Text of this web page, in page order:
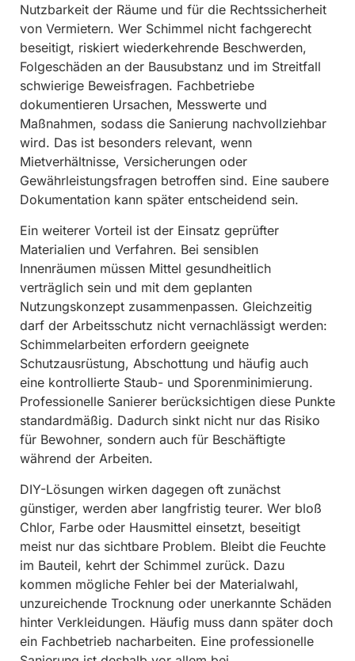
Nutzbarkeit der Räume und für die Rechtssicherheit
von Vermietern. Wer Schimmel nicht fachgerecht
beseitigt, riskiert wiederkehrende Beschwerden,
Folgeschäden an der Bausubstanz und im Streitfall
schwierige Beweisfragen. Fachbetriebe
dokumentieren Ursachen, Messwerte und
Maßnahmen, sodass die Sanierung nachvollziehbar
wird. Das ist besonders relevant, wenn
Mietverhältnisse, Versicherungen oder
Gewährleistungsfragen betroffen sind. Eine saubere
Dokumentation kann später entscheidend sein.
Ein weiterer Vorteil ist der Einsatz geprüfter
Materialien und Verfahren. Bei sensiblen
Innenräumen müssen Mittel gesundheitlich
verträglich sein und mit dem geplanten
Nutzungskonzept zusammenpassen. Gleichzeitig
darf der Arbeitsschutz nicht vernachlässigt werden:
Schimmelarbeiten erfordern geeignete
Schutzausrüstung, Abschottung und häufig auch
eine kontrollierte Staub- und Sporenminimierung.
Professionelle Sanierer berücksichtigen diese Punkte
standardmäßig. Dadurch sinkt nicht nur das Risiko
für Bewohner, sondern auch für Beschäftigte
während der Arbeiten.
DIY-Lösungen wirken dagegen oft zunächst
günstiger, werden aber langfristig teurer. Wer bloß
Chlor, Farbe oder Hausmittel einsetzt, beseitigt
meist nur das sichtbare Problem. Bleibt die Feuchte
im Bauteil, kehrt der Schimmel zurück. Dazu
kommen mögliche Fehler bei der Materialwahl,
unzureichende Trocknung oder unerkannte Schäden
hinter Verkleidungen. Häufig muss dann später doch
ein Fachbetrieb nacharbeiten. Eine professionelle